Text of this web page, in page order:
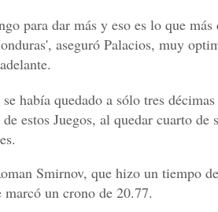
para dar más y eso es lo que más
aseguró Palacios, muy
había quedado a sólo tres
estos Juegos, al quedar cuarto de
Smirnov, que hizo un tiempo
un crono de 20.77.